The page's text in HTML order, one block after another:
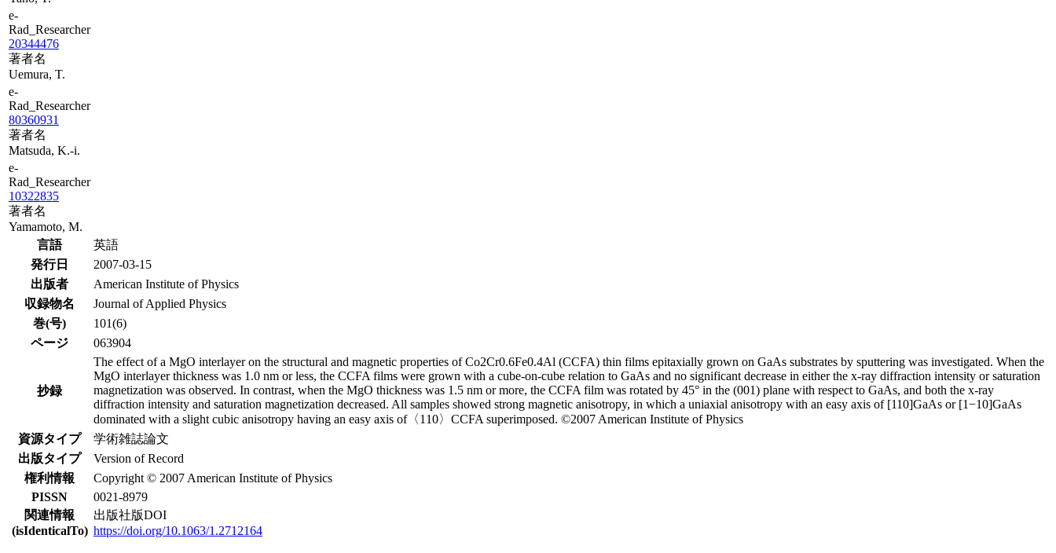
e-
Rad_Researcher
20344476
著者名
Uemura, T.
e-
Rad_Researcher
80360931
著者名
Matsuda, K.-i.
e-
Rad_Researcher
10322835
著者名
Yamamoto, M.
言語
英語
発行日
2007-03-15
出版者
American Institute of Physics
収録物名
Journal of Applied Physics
巻(号)
101(6)
ページ
063904
抄録
The effect of a MgO interlayer on the structural and magnetic properties of Co2Cr0.6Fe0.4Al (CCFA) thin films epitaxially grown on GaAs substrates by sputtering was investigated. When the
MgO interlayer thickness was 1.0 nm or less, the CCFA films were grown with a cube-on-cube relation to GaAs and no significant decrease in either the x-ray diffraction intensity or saturation
magnetization was observed. In contrast, when the MgO thickness was 1.5 nm or more, the CCFA film was rotated by 45° in the (001) plane with respect to GaAs, and both the x-ray
diffraction intensity and saturation magnetization decreased. All samples showed strong magnetic anisotropy, in which a uniaxial anisotropy with an easy axis of [110]GaAs or [1−10]GaAs
dominated with a slight cubic anisotropy having an easy axis of〈110〉CCFA superimposed. ©2007 American Institute of Physics
資源タイプ
学術雑誌論文
出版タイプ
Version of Record
権利情報
Copyright © 2007 American Institute of Physics
PISSN
0021-8979
関連情報
(isIdenticalTo)
出版社版DOI
https://doi.org/10.1063/1.2712164